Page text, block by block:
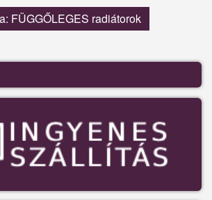
FÜGGŐLEGES radiátorok